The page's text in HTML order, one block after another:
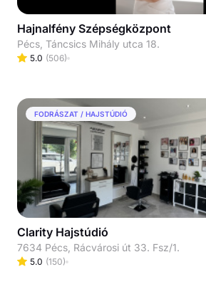
Hajnalfény Szépségközpont
Pécs, Táncsics Mihály utca 18.
5.0 (506)
FODRÁSZAT / HAJSTÚDIÓ
Clarity Hajstúdió
7634 Pécs, Rácvárosi út 33. Fsz/1.
5.0 (150)